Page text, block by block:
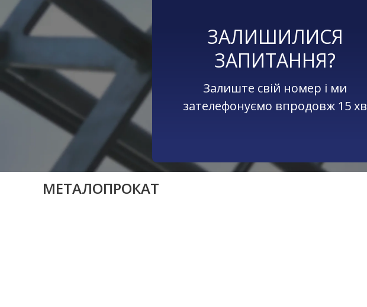
ЗАЛИШИЛИСЯ
ЗАПИТАННЯ?
Залиште свій номер і ми
зателефонуємо впродовж 15 хв
МЕТАЛОПРОКАТ